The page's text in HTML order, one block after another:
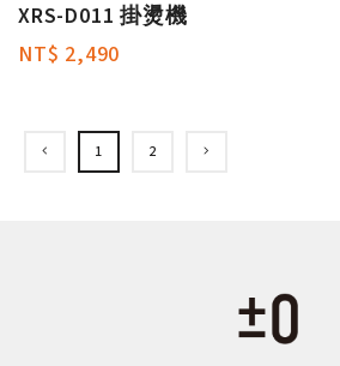
XRS-D011 掛燙機
NT$ 2,490
1 2